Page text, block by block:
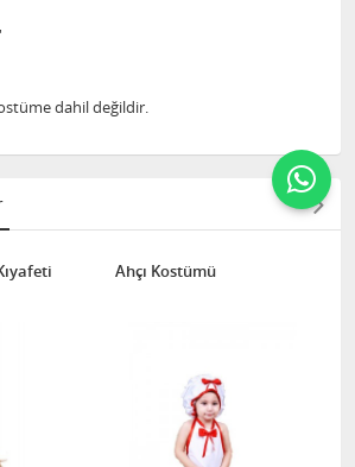
dahil değildir.
Ahçı Kostümü